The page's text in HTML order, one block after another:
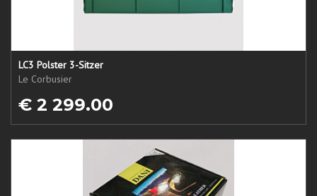
LC3 Polster 3-Sitzer
Le Corbusier
€ 2 299.00